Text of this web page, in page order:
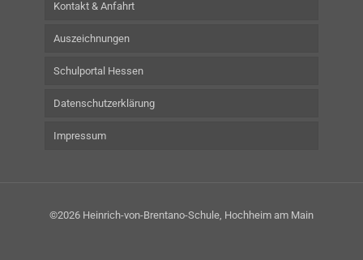
Kontakt & Anfahrt
Auszeichnungen
Schulportal Hessen
Datenschutzerklärung
Impressum
©2026 Heinrich-von-Brentano-Schule, Hochheim am Main